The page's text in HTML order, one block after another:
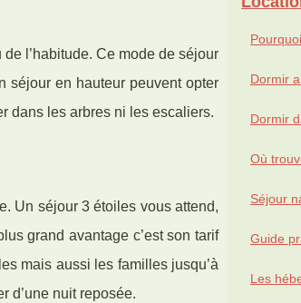
l’habitude. Ce mode de séjour
séjour en hauteur peuvent opter
dans les arbres ni les escaliers.
Un séjour 3 étoiles vous attend,
grand avantage c’est son tarif
mais aussi les familles jusqu’à
d’une nuit reposée.
Dormir
Dormir
Où
Séjour
Guide
Les